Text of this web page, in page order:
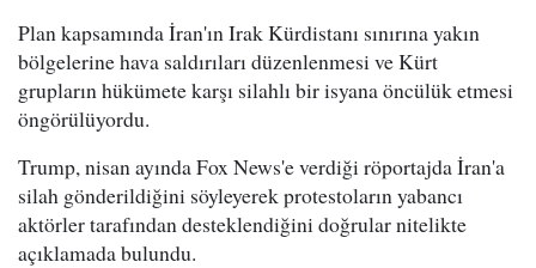
Plan kapsamında İran'ın Irak Kürdistanı sınırına yakın
bölgelerine hava saldırıları düzenlenmesi ve Kürt
grupların hükümete karşı silahlı bir isyana öncülük etmesi
öngörülüyordu.
Trump, nisan ayında Fox News'e verdiği röportajda İran'a
silah gönderildiğini söyleyerek protestoların yabancı
aktörler tarafından desteklendiğini doğrular nitelikte
açıklamada bulundu.